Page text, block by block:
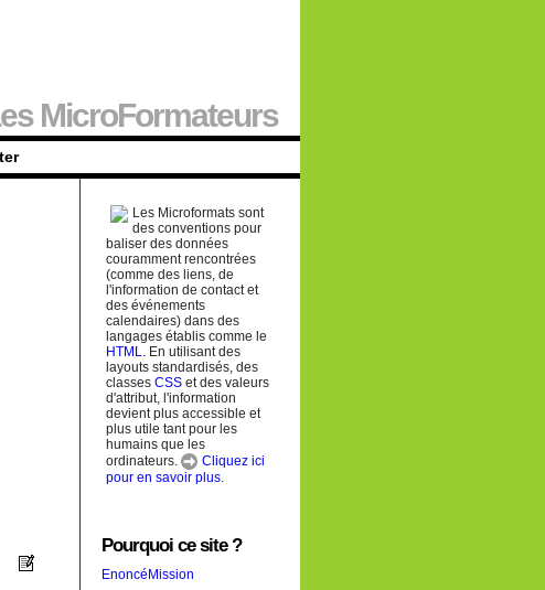
MicroFormateurs
Les Microformats sont
des conventions pour
baliser des données
couramment rencontrées
(comme des liens, de
l'information de contact et
des événements
calendaires) dans des
langages établis comme le
HTML
. En utilisant des
layouts standardisés, des
classes CSS et des valeurs
d'attribut, l'information
devient plus accessible et
plus utile tant pour les
humains que les
ordinateurs.
Cliquez ici
pour en savoir plus
Pourquoi ce site ?
EnoncéMission